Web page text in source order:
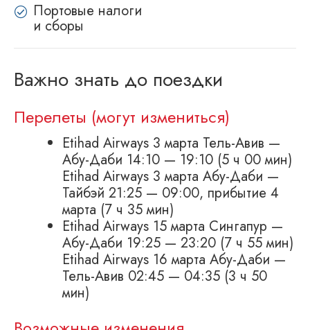
Портовые налоги
и сборы
Важно знать до поездки
Перелеты (могут измениться)
Etihad Airways 3 марта Тель-Авив —
Абу-Даби 14:10 — 19:10 (5 ч 00 мин)
Etihad Airways 3 марта Абу-Даби —
Тайбэй 21:25 — 09:00, прибытие 4
марта (7 ч 35 мин)
Etihad Airways 15 марта Сингапур —
Абу-Даби 19:25 — 23:20 (7 ч 55 мин)
Etihad Airways 16 марта Абу-Даби —
Тель-Авив 02:45 — 04:35 (3 ч 50
мин)